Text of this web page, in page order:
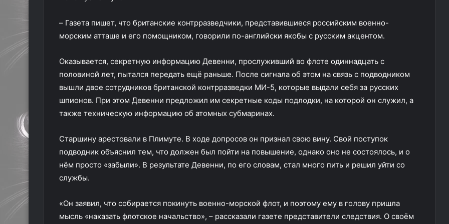
– Газета пишет, что британские контрразведчики, представившиеся российским военно-
морским атташе и его помощником, говорили по-английски якобы с русским акцентом.
Оказывается, секретную информацию Девенни, прослуживший во флоте одиннадцать с
половиной лет, пытался передать ещё раньше. После сигнала об этом на связь с подводником
вышли двое сотрудников британской контрразведки МИ-5, которые выдали себя за русских
шпионов. При этом Девенни предложил им секретные коды подлодки, на которой он служил, а
также техническую информацию об атомных субмаринах.
Старшину арестовали в Плимуте. В ходе допросов он признал свою вину. Свой поступок
подводник объяснил тем, что должен был пойти на повышение, однако оно не состоялось, и о
нём просто «забыли». В результате Девенни, по его словам, стал много пить и решил уйти со
службы.
«Он заявил, что собирается покинуть военно-морской флот, и поэтому ему в голову пришла
мысль «наказать флотское начальство», – рассказали газете представители следствия. О своём